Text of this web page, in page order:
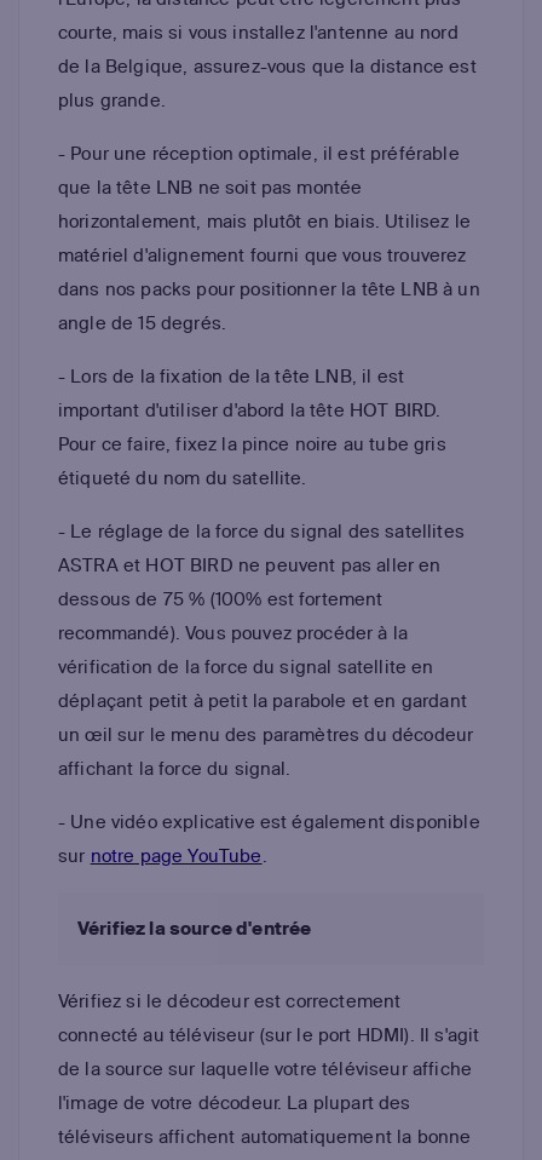
courte, mais si vous installez l'antenne au nord
de la Belgique, assurez-vous que la distance est
plus grande.
- Pour une réception optimale, il est préférable
que la tête LNB ne soit pas montée
horizontalement, mais plutôt en biais. Utilisez le
matériel d'alignement fourni que vous trouverez
dans nos packs pour positionner la tête LNB à un
angle de 15 degrés.
- Lors de la fixation de la tête LNB, il est
important d'utiliser d'abord la tête HOT BIRD.
Pour ce faire, fixez la pince noire au tube gris
étiqueté du nom du satellite.
- Le réglage de la force du signal des satellites
ASTRA et HOT BIRD ne peuvent pas aller en
dessous de 75 % (100% est fortement
recommandé). Vous pouvez procéder à la
vérification de la force du signal satellite en
déplaçant petit à petit la parabole et en gardant
un œil sur le menu des paramètres du décodeur
affichant la force du signal.
- Une vidéo explicative est également disponible
sur notre page YouTube.
Vérifiez la source d'entrée
Vérifiez si le décodeur est correctement
connecté au téléviseur (sur le port HDMI). Il s'agit
de la source sur laquelle votre téléviseur affiche
l'image de votre décodeur. La plupart des
téléviseurs affichent automatiquement la bonne